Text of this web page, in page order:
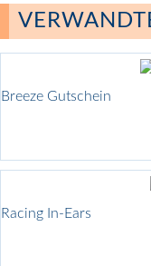
Ihr Name* (öffentlich
Kommentar*
Breeze Gutschein
Racing In-Ears